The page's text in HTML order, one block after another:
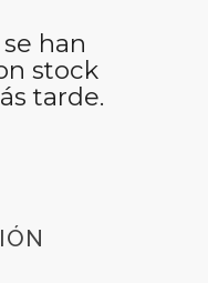
han
stock
tarde.